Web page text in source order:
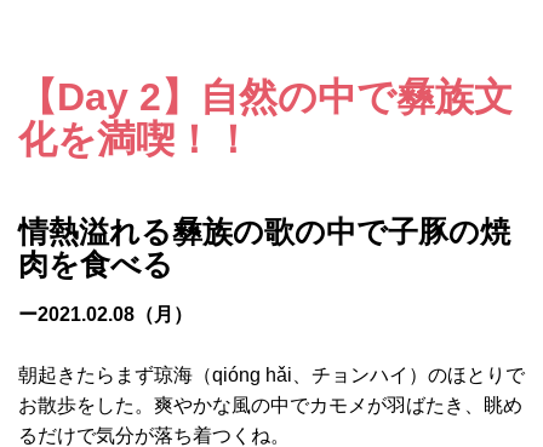
【Day 2】自然の中で彝族文
化を満喫！！
情熱溢れる彝族の歌の中で子豚の焼
肉を食べる
ー2021.02.08（月）
朝起きたらまず琼海（qióng hǎi、チョンハイ）のほとりで
お散歩をした。爽やかな風の中でカモメが羽ばたき、眺め
るだけで気分が落ち着つくね。